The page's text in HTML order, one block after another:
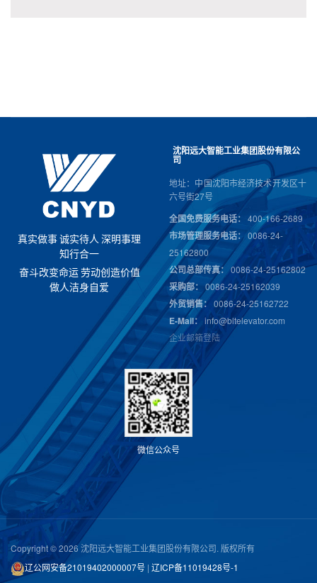
真实做事诚实待人 深明事理
知行合一
奋斗改变命运 劳动创 造价值
做人洁身自爱
沈阳远大智能工业集团股份有限公
司
地址：中国沈阳市经济技术开发区十
六号街27号
全国免费服务电话： 400-166-2689
市场管理服务电话：0086-24-
25162800
公司总部传真： 0086-24-25162802
采购部： 0086-24-25162039
外贸销售： 0086-24-25162722
E-Mail： info@bltelevator.com
企业邮箱登陆
微信公众号
Copyright © 2026 沈阳远大智能工业集团股份有限公司. 版权所有
辽公网安备21019402000007号 | 辽ICP备11019428号-1